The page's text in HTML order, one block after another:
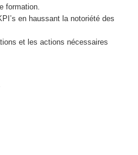
formation.
en haussant la notoriété des
et les actions nécessaires